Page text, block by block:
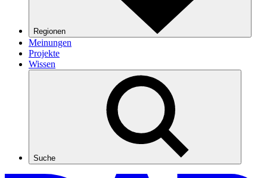
Regionen
Meinungen
Projekte
Wissen
Suche